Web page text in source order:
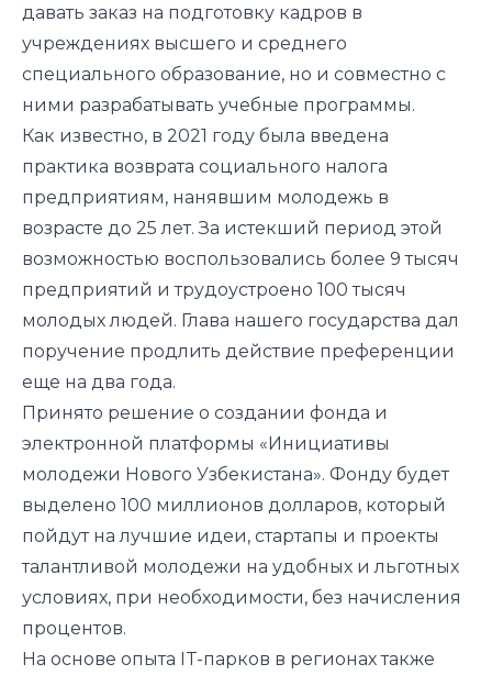
давать заказ на подготовку кадров в
учреждениях высшего и среднего
специального образование, но и совместно с
ними разрабатывать учебные программы.
Как известно, в 2021 году была введена
практика возврата социального налога
предприятиям, нанявшим молодежь в
возрасте до 25 лет. За истекший период этой
возможностью воспользовались более 9 тысяч
предприятий и трудоустроено 100 тысяч
молодых людей. Глава нашего государства дал
поручение продлить действие преференции
еще на два года.
Принято решение о создании фонда и
электронной платформы «Инициативы
молодежи Нового Узбекистана». Фонду будет
выделено 100 миллионов долларов, который
пойдут на лучшие идеи, стартапы и проекты
талантливой молодежи на удобных и льготных
условиях, при необходимости, без начисления
процентов.
На основе опыта IT-парков в регионах также